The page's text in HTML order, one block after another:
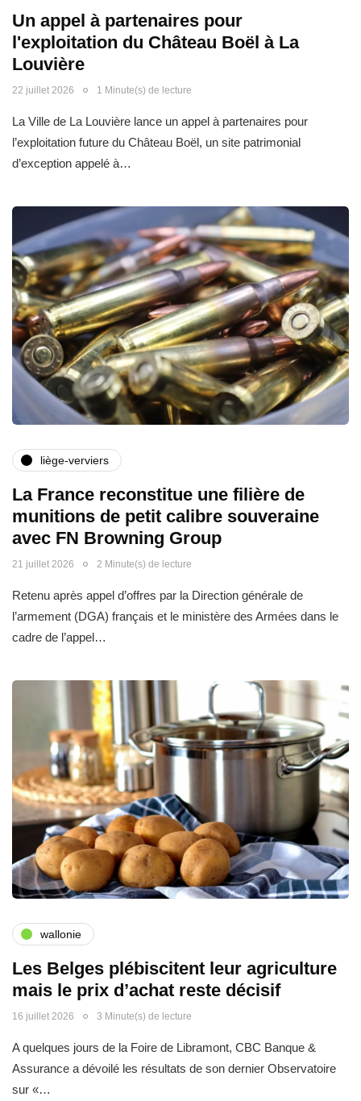
Un appel à partenaires pour
l'exploitation du Château Boël à La
Louvière
22 juillet 2026 1 Minute(s) de lecture
La Ville de La Louvière lance un appel à partenaires pour
l’exploitation future du Château Boël, un site patrimonial
d’exception appelé à…
liège-verviers
La France reconstitue une filière de
munitions de petit calibre souveraine
avec FN Browning Group
21 juillet 2026 2 Minute(s) de lecture
Retenu après appel d’offres par la Direction générale de
l’armement (DGA) français et le ministère des Armées dans le
cadre de l’appel…
wallonie
Les Belges plébiscitent leur agriculture
mais le prix d’achat reste décisif
16 juillet 2026 3 Minute(s) de lecture
A quelques jours de la Foire de Libramont, CBC Banque &
Assurance a dévoilé les résultats de son dernier Observatoire
sur «…